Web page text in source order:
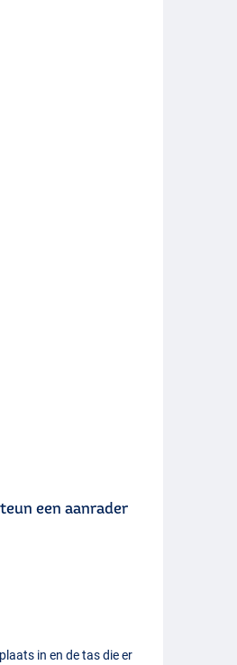
een aanrader
in en de tas die er